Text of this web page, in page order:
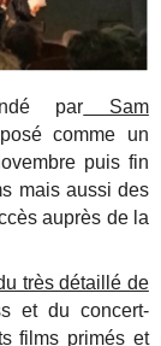
par Sam
comme un
puis fin
mais aussi des
auprès de la
très détaillé de
et du concert-
films primés et